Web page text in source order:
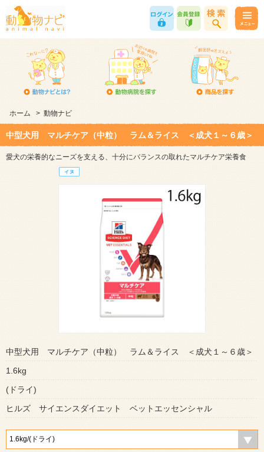
ホーム > 動物ナビ
中型犬用 マルチケア（中粒） ラム＆ライス ＜成犬１～６歳＞
愛犬の栄養的なニーズを支える、十分にバランスの取れたマルチケア栄養食
中型犬用 マルチケア（中粒） ラム＆ライス ＜成犬１～６歳＞
1.6kg
(ドライ)
ヒルズ サイエンスダイエット ベットエッセンシャル